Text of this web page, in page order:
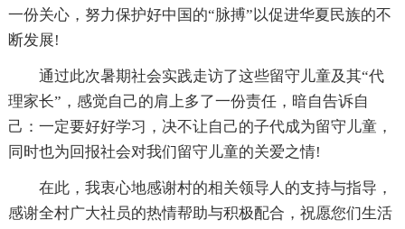
一份关心，努力保护好中国的“脉搏”以促进华夏民族的不
断发展!
通过此次暑期社会实践走访了这些留守儿童及其“代
理家长”，感觉自己的肩上多了一份责任，暗自告诉自
己：一定要好好学习，决不让自己的子代成为留守儿童，
同时也为回报社会对我们留守儿童的关爱之情!
在此，我衷心地感谢村的相关领导人的支持与指导，
感谢全村广大社员的热情帮助与积极配合，祝愿您们生活